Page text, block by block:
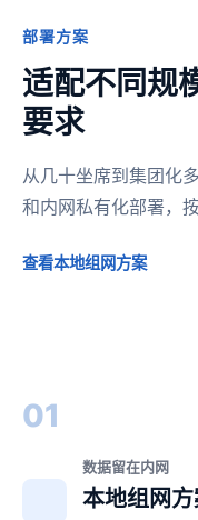
部署方案
适配不同规
要求
从几十坐席到集团化
和内网私有化部署，
查看本地组网方案
01
数据留在内网
本地组网